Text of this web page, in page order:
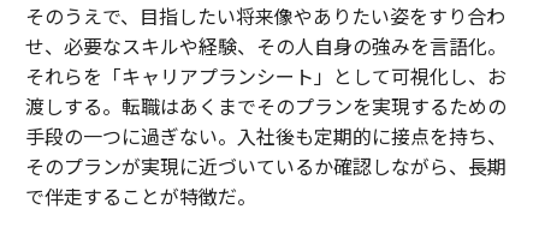
そのうえで、目指したい将来像やありたい姿をすり合わ
せ、必要なスキルや経験、その人自身の強みを言語化。
それらを「キャリアプランシート」として可視化し、お
渡しする。転職はあくまでそのプランを実現するための
手段の一つに過ぎない。入社後も定期的に接点を持ち、
そのプランが実現に近づいているか確認しながら、長期
で伴走することが特徴だ。